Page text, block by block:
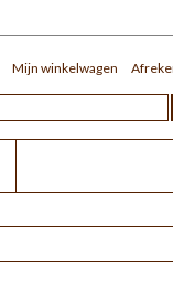
Mijn winkelwagen